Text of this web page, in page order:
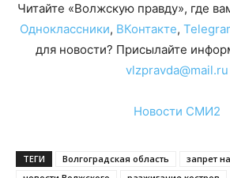
Читайте «Волжскую правду», где
Одноклассники, ВКонтакте,
для новости? Присылайте
vlzpravda@mail.ru
Новости СМИ2
ТЕГИ Волгоградская область
запрет